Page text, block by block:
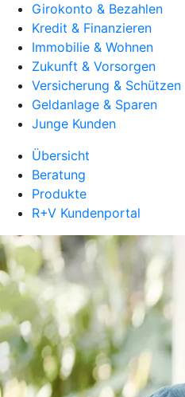
Girokonto & Bezahlen
Kredit & Finanzieren
Immobilie & Wohnen
Zukunft & Vorsorgen
Versicherung & Schützen
Geldanlage & Sparen
Junge Kunden
Übersicht
Beratung
Produkte
R+V Kundenportal